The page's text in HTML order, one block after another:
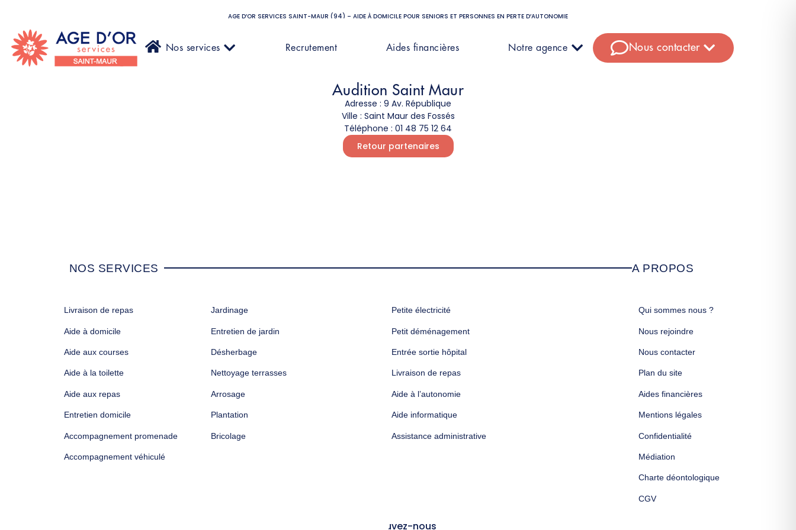
AGE D’OR SERVICES SAINT-MAUR (94) – AIDE À DOMICILE POUR SENIORS ET PERSONNES EN PERTE D’AUTONOMIE
Nos services Recrutement Aides financières Notre agence Nous contacter
Audition Saint Maur
Adresse : 9 Av. République
Ville : Saint Maur des Fossés
Téléphone : 01 48 75 12 64
Retour partenaires
NOS SERVICES A PROPOS
Livraison de repas
Aide à domicile
Aide aux courses
Aide à la toilette
Aide aux repas
Entretien domicile
Accompagnement promenade
Accompagnement véhiculé
Jardinage
Entretien de jardin
Désherbage
Nettoyage terrasses
Arrosage
Plantation
Bricolage
Petite électricité
Petit déménagement
Entrée sortie hôpital
Livraison de repas
Aide à l’autonomie
Aide informatique
Assistance administrative
Qui sommes nous ?
Nous rejoindre
Nous contacter
Plan du site
Aides financières
Mentions légales
Confidentialité
Médiation
Charte déontologique
CGV
Retrouvez-nous